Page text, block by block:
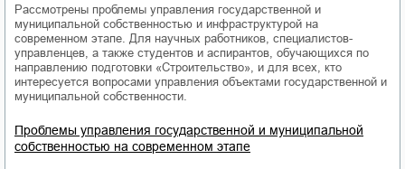
Рассмотрены проблемы управления государственной и
муниципальной собственностью и инфраструктурой на
современном этапе. Для научных работников, специалистов-
управленцев, а также студентов и аспирантов, обучающихся по
направлению подготовки «Строительство», и для всех, кто
интересуется вопросами управления объектами государственной и
муниципальной собственности.
Проблемы управления государственной и муниципальной
собственностью на современном этапе